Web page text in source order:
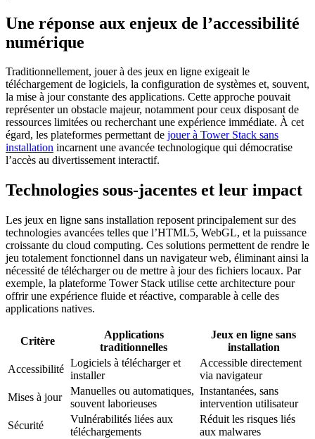
Une réponse aux enjeux de l’accessibilité
numérique
Traditionnellement, jouer à des jeux en ligne exigeait le
téléchargement de logiciels, la configuration de systèmes et, souvent,
la mise à jour constante des applications. Cette approche pouvait
représenter un obstacle majeur, notamment pour ceux disposant de
ressources limitées ou recherchant une expérience immédiate. À cet
égard, les plateformes permettant de jouer à Tower Stack sans
installation incarnent une avancée technologique qui démocratise
l’accès au divertissement interactif.
Technologies sous-jacentes et leur impact
Les jeux en ligne sans installation reposent principalement sur des
technologies avancées telles que l’HTML5, WebGL, et la puissance
croissante du cloud computing. Ces solutions permettent de rendre le
jeu totalement fonctionnel dans un navigateur web, éliminant ainsi la
nécessité de télécharger ou de mettre à jour des fichiers locaux. Par
exemple, la plateforme Tower Stack utilise cette architecture pour
offrir une expérience fluide et réactive, comparable à celle des
applications natives.
Critère
Applications
traditionnelles
Jeux en ligne sans
installation
Accessibilité
Logiciels à télécharger et
installer
Accessible directement
via navigateur
Mises à jour
Manuelles ou automatiques,
souvent laborieuses
Instantanées, sans
intervention utilisateur
Sécurité
Vulnérabilités liées aux
téléchargements
Réduit les risques liés
aux malwares